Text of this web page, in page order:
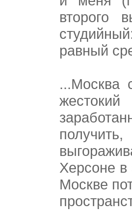
второго
равный
...Москва
Херсоне
Москве